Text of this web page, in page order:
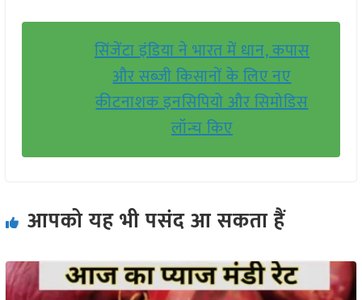
सिंजेंटा इंडिया ने भारत में धान, कपास
और सब्जी किसानों के लिए नए
कीटनाशक इनसिपियो और सिमोडिस
लॉन्च किए
आपको यह भी पसंद आ सकता हैं